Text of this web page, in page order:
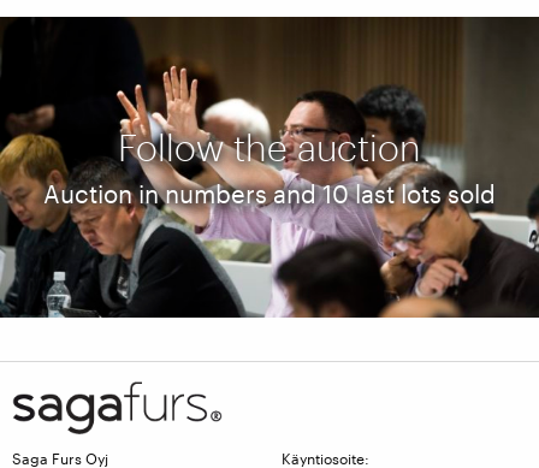
Follow the auction
Auction in numbers and 10 last lots sold
Live video from the auction
Follow the auction via live video stream
Saga Furs Oyj
Käyntiosoite: